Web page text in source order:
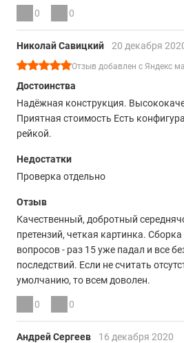
0 0
Николай Савицкий 20 декабря
Отзыв добавлен с Яндекс
Достоинства
Надёжная конструкция.
Приятная стоимость Есть
рейкой.
Недостатки
Проверка отдельно
Отзыв
Качественный, добротный
претензий, четкая картинка.
вопросов - раз 15 уже падал и все
последствий. Если не считать
умолчанию, то всем доволен.
0 0
Андрей Сергеев 16 декабря 2020